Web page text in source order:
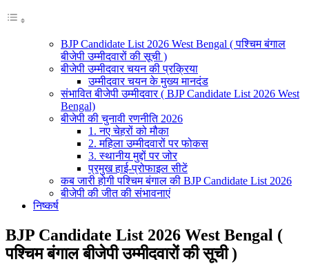
BJP Candidate List 2026 West Bengal ( पश्चिम बंगाल
बीजेपी उम्मीदवारों की सूची )
बीजेपी उम्मीदवार चयन की प्रक्रिया
उम्मीदवार चयन के मुख्य मानदंड
संभावित बीजेपी उम्मीदवार ( BJP Candidate List 2026 West
Bengal)
बीजेपी की चुनावी रणनीति 2026
1. नए चेहरों को मौका
2. महिला उम्मीदवारों पर फोकस
3. स्थानीय मुद्दों पर जोर
प्रमुख हाई-प्रोफाइल सीटें
कब जारी होगी पश्चिम बंगाल की BJP Candidate List 2026
बीजेपी की जीत की संभावनाएं
निष्कर्ष
BJP Candidate List 2026 West Bengal (
पश्चिम बंगाल बीजेपी उम्मीदवारों की सूची )